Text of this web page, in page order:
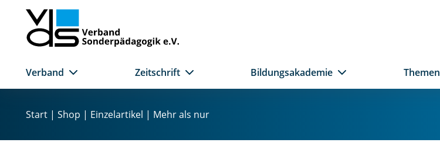
I
Verband Zeitschrift Bildungsakademie Themen
Start | Shop | Einzelartikel | Mehr als nur